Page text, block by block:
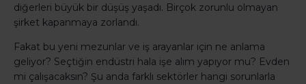
diğerleri büyük bir düşüş yaşadı. Birçok zorunlu olmayan
şirket kapanmaya zorlandı.
Fakat bu yeni mezunlar ve iş arayanlar için ne anlama
geliyor? Seçtiğin endüstri hala işe alım yapıyor mu? Evden
mi çalışacaksın? Şu anda farklı sektörler hangi sorunlarla